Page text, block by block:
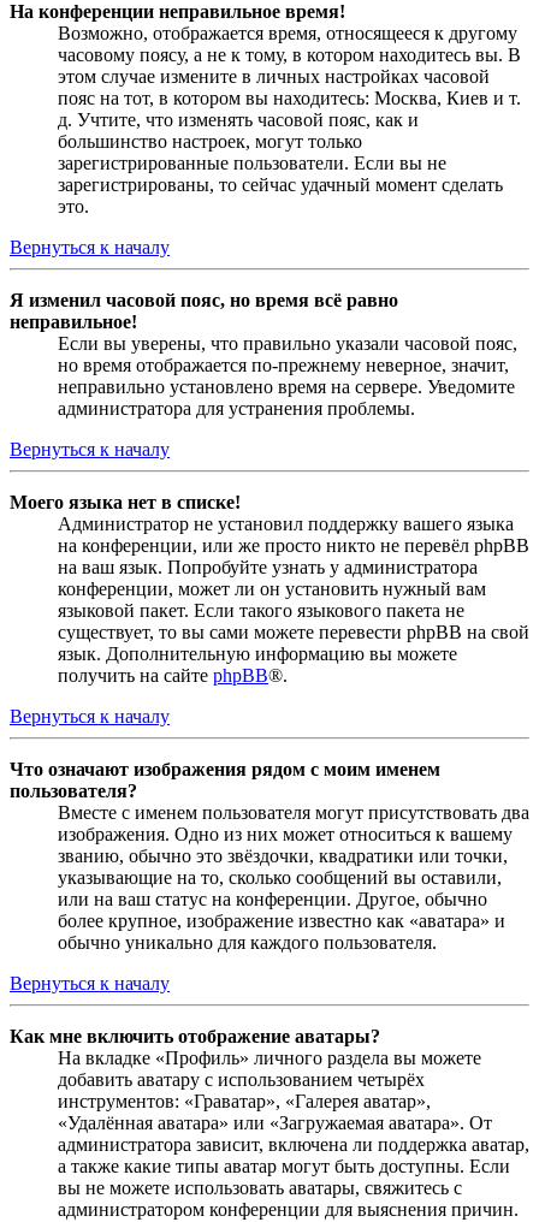
На конференции неправильное время!
Возможно, отображается время, относящееся к другому
часовому поясу, а не к тому, в котором находитесь вы. В
этом случае измените в личных настройках часовой
пояс на тот, в котором вы находитесь: Москва, Киев и т.
д. Учтите, что изменять часовой пояс, как и
большинство настроек, могут только
зарегистрированные пользователи. Если вы не
зарегистрированы, то сейчас удачный момент сделать
это.
Вернуться к началу
Я изменил часовой пояс, но время всё равно
неправильное!
Если вы уверены, что правильно указали часовой пояс,
но время отображается по-прежнему неверное, значит,
неправильно установлено время на сервере. Уведомите
администратора для устранения проблемы.
Вернуться к началу
Моего языка нет в списке!
Администратор не установил поддержку вашего языка
на конференции, или же просто никто не перевёл phpBB
на ваш язык. Попробуйте узнать у администратора
конференции, может ли он установить нужный вам
языковой пакет. Если такого языкового пакета не
существует, то вы сами можете перевести phpBB на свой
язык. Дополнительную информацию вы можете
получить на сайте phpBB®.
Вернуться к началу
Что означают изображения рядом с моим именем
пользователя?
Вместе с именем пользователя могут присутствовать два
изображения. Одно из них может относиться к вашему
званию, обычно это звёздочки, квадратики или точки,
указывающие на то, сколько сообщений вы оставили,
или на ваш статус на конференции. Другое, обычно
более крупное, изображение известно как «аватара» и
обычно уникально для каждого пользователя.
Вернуться к началу
Как мне включить отображение аватары?
На вкладке «Профиль» личного раздела вы можете
добавить аватару с использованием четырёх
инструментов: «Граватар», «Галерея аватар»,
«Удалённая аватара» или «Загружаемая аватара». От
администратора зависит, включена ли поддержка аватар,
а также какие типы аватар могут быть доступны. Если
вы не можете использовать аватары, свяжитесь с
администратором конференции для выяснения причин.